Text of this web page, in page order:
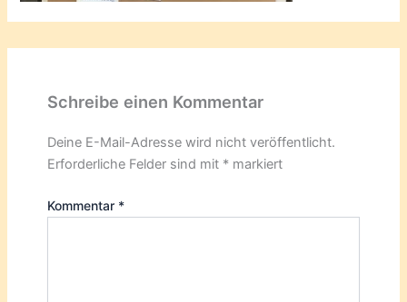
Schreibe einen Kommentar
Deine E-Mail-Adresse wird nicht veröffentlicht.
Erforderliche Felder sind mit *markiert
Kommentar *